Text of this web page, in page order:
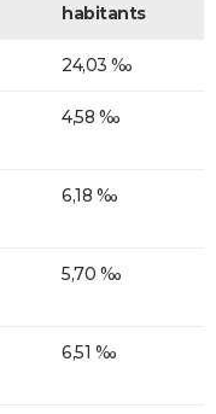
habitants
24,03 ‰
4,58 ‰
6,18 ‰
5,70 ‰
6,51 ‰